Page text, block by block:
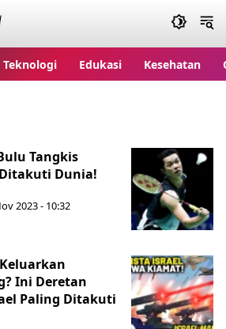
Teknologi Edukasi Kesehatan
Tangkis
Dunia!
2023 - 10:32
Ini Deretan
Paling Ditakuti